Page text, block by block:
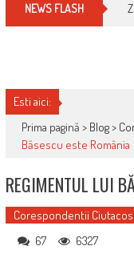
NEWS FLASH
Esti aici:
Prima pagină > Blog>
Băsescu este România
REGIMENTUL LUI
Corespondentii
67 6327